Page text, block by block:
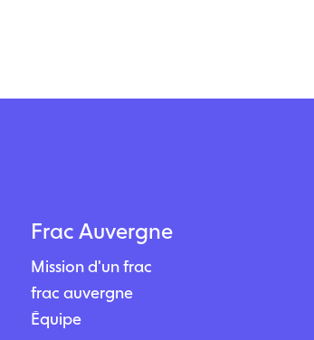
Frac Auvergne
Mission d'un frac
frac auvergne
Équipe